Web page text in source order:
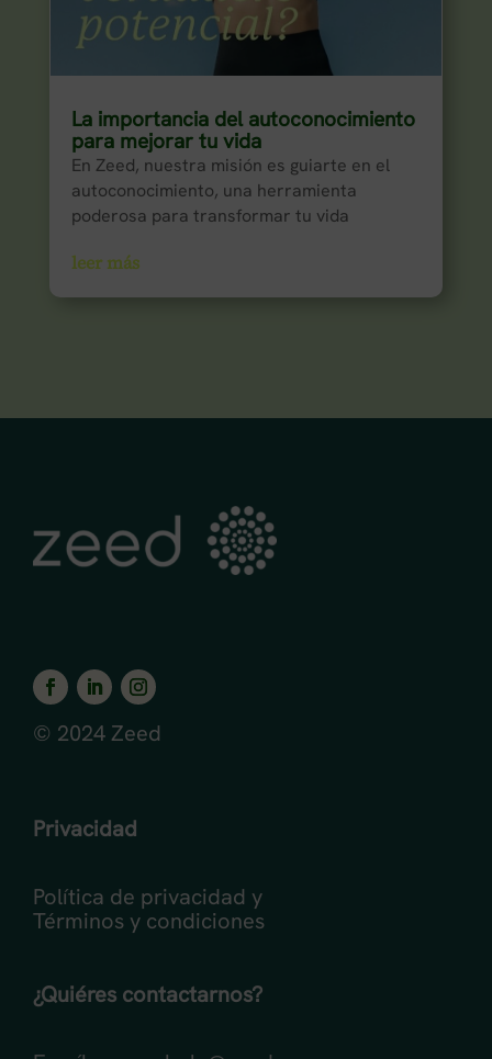
La importancia del autoconocimiento
para mejorar tu vida
En Zeed, nuestra misión es guiarte en el
autoconocimiento, una herramienta
poderosa para transformar tu vida
leer más
© 2024 Zeed
Privacidad
Política de privacidad y
Términos y condiciones
¿Quiéres contactarnos?